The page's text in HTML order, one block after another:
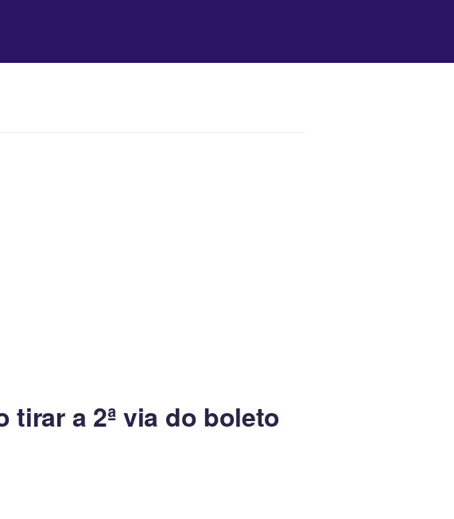
tirar a 2ª via do boleto